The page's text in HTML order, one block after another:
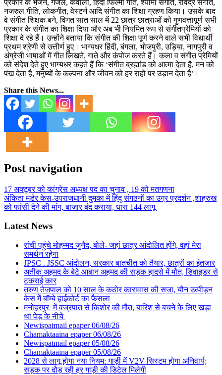
प्रकार के भजन, गजल, कवाली, हिंदी फिल्मी गीत, श्यामा संगीत, रविंद्र संगीत,
नजरुल गीति, लोकगीत, वेस्टर्न आदि संगीत का शिक्षा ग्रहण किया। उसके बाद
वे संगीत शिक्षक बने, विगत सात साल में 22 छात्र छात्राओं को गुणवत्तापूर्ण सभी
प्रकार के संगीत का शिक्षा दिया और अब भी नियमित रूप से संगीतप्रेमियों को
शिक्षा दे रहे हैं। उन्होंने बताया कि संगीत की शिक्षा पूर्ण करने वाले सभी विद्यार्थी
प्रथम श्रेणी से उत्तीर्ण हुए। भाग्यधर हिंदी, बंगला, भोजपुरी, उड़िया, नागपुरी व
अंग्रेजी भाषाओं में गीत लिखते, गाते और कंपोज करते हैं। कला व संगीत प्रेमियों
को संदेश देते हुए भाग्यधर कहते हैं कि ‘संगीत ब्रह्मांड को आत्मा देता है, मन को
पंख देता है, मनुष्यों के कल्पना और जीवन को हर राहों पर उड़ान देता है’।
Share this News...
Post navigation
17 अक्टूबर को कांग्रेस अध्यक्ष पद का चुनाव , 19 को मतगणना
अंकिता मर्डर केस-उपराजधानी दुमका में हिंदू संगठनों का उग्र प्रदर्शन ,शाहरुख
को फांसी देने की मांग, बाजार बंद कराया, धारा 144 लागू
Latest News
रांची पहुंचे मोहम्मद जुनैद, बोले- जहां छात्र आंदोलित होंगे, वहां मेरा
समर्थन रहेगा
JPSC . JSSC आंदोलन, सरकार बातचीत को तैयार, छात्रों का इंतजार
अतीक अहमद के बेटे आबान अहमद की सड़क हादसे में मौत, डिवाइडर से
टकराई कार
तरुण तेजपाल को 10 साल के कठोर कारावास की सजा, यौन उत्पीड़न
केस में बॉम्बे हाईकोर्ट का फैसला
मनोहरपुर में वज्रपात से किशोर की मौत, बारिश से बचने के लिए खड़ा
था पेड़ के नीचे
Newispatmail epaper 06/08/26
Chamaktaaina epaper 06/08/26
Newispatmail epaper 05/08/26
Chamaktaaina epaper 05/08/26
2028 से लागू होगा नया नियम: गाड़ी में V2V सिस्टम होगा अनिवार्य;
सड़क पर दौड़ रही हर गाड़ी की डिटेल मिलेगी